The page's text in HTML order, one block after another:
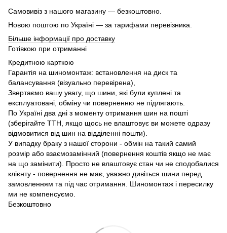
Самовивіз з нашого магазину — безкоштовно.
Новою поштою по Україні — за тарифами перевізника.
Більше інформації про доставку
Готівкою при отриманні
Кредитною карткою
Гарантія на шиномонтаж: встановлення на диск та
балансування (візуально перевірена),
Звертаємо вашу увагу, що шини, які були куплені та
експлуатовані, обміну чи поверненню не підлягають.
По Україні два дні з моменту отримання шин на пошті
(зберігайте ТТН, якщо щось не влаштовує ви можете одразу
відмовитися від шин на відділенні пошти).
У випадку браку з нашої сторони - обмін на такий самий
розмір або взаємозамінний (повернення коштів якщо не має
на що замінити). Просто не влаштовує стан чи не сподобалися
клієнту - повернення не має, уважно дивіться шини перед
замовленням та під час отримання. Шиномонтаж і пересилку
ми не компенсуємо.
Безкоштовно